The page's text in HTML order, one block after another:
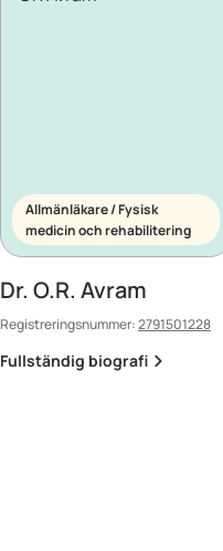
Allmänläkare / Fysisk
medicin och rehabilitering
Dr. O.R. Avram
Registreringsnummer:2791501228
Fullständig biografi